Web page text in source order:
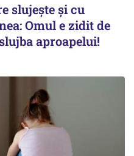
slujește și cu
Omul e zidit de
aproapelui!